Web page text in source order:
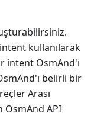
kullanılarak
intent OsmAnd'ı
belirli bir
Arası
OsmAnd API